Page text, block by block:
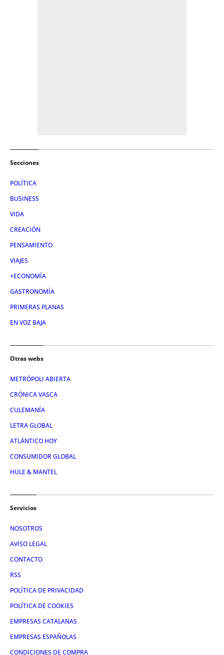
Secciones
POLÍTICA
BUSINESS
VIDA
CREACIÓN
PENSAMIENTO
VIAJES
+ECONOMÍA
GASTRONOMÍA
PRIMERAS PLANAS
EN VOZ BAJA
Otras webs
METRÓPOLI ABIERTA
CRÓNICA VASCA
CULEMANÍA
LETRA GLOBAL
ATLÁNTICO HOY
CONSUMIDOR GLOBAL
HULE & MANTEL
Servicios
NOSOTROS
AVISO LEGAL
CONTACTO
RSS
POLÍTICA DE PRIVACIDAD
POLÍTICA DE COOKIES
EMPRESAS CATALANAS
EMPRESAS ESPAÑOLAS
CONDICIONES DE COMPRA